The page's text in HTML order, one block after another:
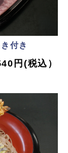
付き
円(税込）